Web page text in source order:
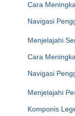
Cara
Navigasi
Menjelajahi
Cara
Navigasi
Menjelajahi
Komponis